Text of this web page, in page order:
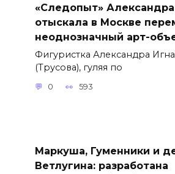
«Следопыт» Александра
отыскала в Москве
неоднозначный арт-
Фигуристка Александра
(Трусова), гуляя по
0 593
Маркуша, Гуменники и
Ветлугина: разработана